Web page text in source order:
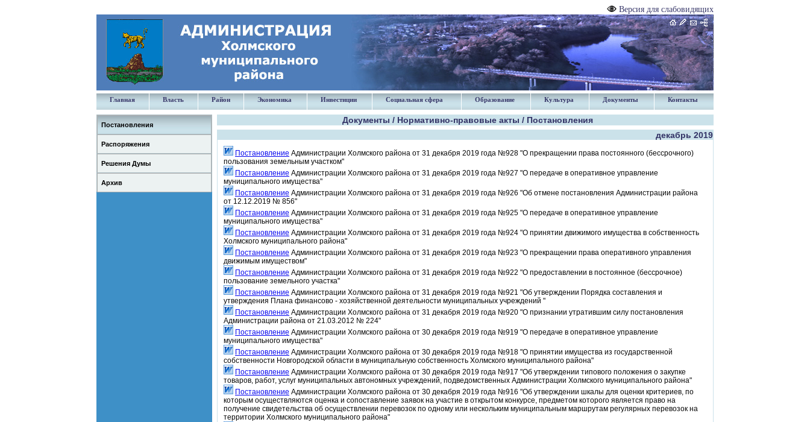
Версия для слабовидящих
Главная Власть Район Экономика Инвестиции Социальная сфера Образование Культура Документы Контакты
Постановления
Распоряжения
Решения Думы
Архив
Документы / Нормативно-правовые акты / Постановления
декабрь 2019
Постановление Администрации Холмского района от 31 декабря 2019 года №928 "О прекращении права постоянного (бессрочного)
пользования земельным участком"
Постановление Администрации Холмского района от 31 декабря 2019 года №927 "О передаче в оперативное управление
муниципального имущества"
Постановление Администрации Холмского района от 31 декабря 2019 года №926 "Об отмене постановления Администрации района
от 12.12.2019 № 856"
Постановление Администрации Холмского района от 31 декабря 2019 года №925 "О передаче в оперативное управление
муниципального имущества"
Постановление Администрации Холмского района от 31 декабря 2019 года №924 "О принятии движимого имущества в собственность
Холмского муниципального района"
Постановление Администрации Холмского района от 31 декабря 2019 года №923 "О прекращении права оперативного управления
движимым имуществом"
Постановление Администрации Холмского района от 31 декабря 2019 года №922 "О предоставлении в постоянное (бессрочное)
пользование земельного участка"
Постановление Администрации Холмского района от 31 декабря 2019 года №921 "Об утверждении Порядка составления и
утверждения Плана финансово - хозяйственной деятельности муниципальных учреждений "
Постановление Администрации Холмского района от 31 декабря 2019 года №920 "О признании утратившим силу постановления
Администрации района от 21.03.2012 № 224"
Постановление Администрации Холмского района от 30 декабря 2019 года №919 "О передаче в оперативное управление
муниципального имущества"
Постановление Администрации Холмского района от 30 декабря 2019 года №918 "О принятии имущества из государственной
собственности Новгородской области в муниципальную собственность Холмского муниципального района"
Постановление Администрации Холмского района от 30 декабря 2019 года №917 "Об утверждении типового положения о закупке
товаров, работ, услуг муниципальных автономных учреждений, подведомственных Администрации Холмского муниципального района"
Постановление Администрации Холмского района от 30 декабря 2019 года №916 "Об утверждении шкалы для оценки критериев, по
которым осуществляются оценка и сопоставление заявок на участие в открытом конкурсе, предметом которого является право на
получение свидетельства об осуществлении перевозок по одному или нескольким муниципальным маршрутам регулярных перевозок на
территории Холмского муниципального района"